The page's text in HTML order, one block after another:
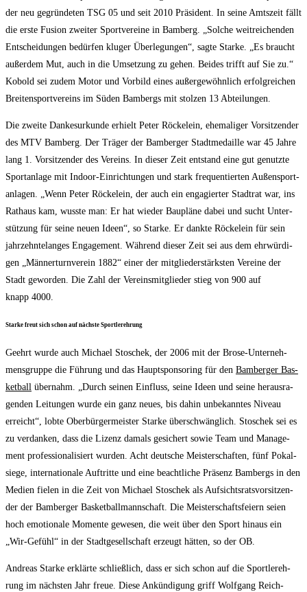
der neu gegrün­de­ten TSG 05 und seit 2010 Prä­si­dent. In sei­ne Amts­zeit fällt
die ers­te Fusi­on zwei­ter Sport­ver­ei­ne in Bam­berg. „Sol­che weit­rei­chen­den
Ent­schei­dun­gen bedür­fen klu­ger Über­le­gun­gen“, sag­te Star­ke. „Es braucht
außer­dem Mut, auch in die Umset­zung zu gehen. Bei­des trifft auf Sie zu.“
Kobold sei zudem Motor und Vor­bild eines außer­ge­wöhn­lich erfolg­rei­chen
Brei­ten­sport­ver­eins im Süden Bam­bergs mit stol­zen 13 Abteilungen.
Die zwei­te Dan­ke­sur­kun­de erhielt Peter Röckel­ein, ehe­ma­li­ger Vor­sit­zen­der
des MTV Bam­berg. Der Trä­ger der Bam­ber­ger Stadt­me­dail­le war 45 Jah­re
lang 1. Vor­sit­zen­der des Ver­eins. In die­ser Zeit ent­stand eine gut genutz­te
Sport­an­la­ge mit Indoor-Ein­rich­tun­gen und stark fre­quen­tier­ten Außen­sport­
an­la­gen. „Wenn Peter Röckel­ein, der auch ein enga­gier­ter Stadt­rat war, ins
Rat­haus kam, wuss­te man: Er hat wie­der Bau­plä­ne dabei und sucht Unter­
stüt­zung für sei­ne neu­en Ideen“, so Star­ke. Er dank­te Röckel­ein für sein
jahr­zehn­te­lan­ges Enga­ge­ment. Wäh­rend die­ser Zeit sei aus dem ehr­wür­di­
gen „Män­ner­turn­ver­ein 1882“ einer der mit­glie­der­stärks­ten Ver­ei­ne der
Stadt gewor­den. Die Zahl der Ver­eins­mit­glie­der stieg von 900 auf
knapp 4000.
Star­ke freut sich schon auf nächs­te Sportlerehrung
Geehrt wur­de auch Micha­el Sto­schek, der 2006 mit der Bro­se-Unter­neh­
mens­grup­pe die Füh­rung und das Haupt­spon­so­ring für den Bam­ber­ger Bas­
ket­ball über­nahm. „Durch sei­nen Ein­fluss, sei­ne Ideen und sei­ne her­aus­ra­
gen­den Lei­tun­gen wur­de ein ganz neu­es, bis dahin unbe­kann­tes Niveau
erreicht“, lob­te Ober­bür­ger­meis­ter Star­ke über­schwäng­lich. Sto­schek sei es
zu ver­dan­ken, dass die Lizenz damals gesi­chert sowie Team und Manage­
ment pro­fes­sio­na­li­siert wur­den. Acht deut­sche Meis­ter­schaf­ten, fünf Pokal­
sie­ge, inter­na­tio­na­le Auf­trit­te und eine beacht­li­che Prä­senz Bam­bergs in den
Medi­en fie­len in die Zeit von Micha­el Sto­schek als Auf­sichts­rats­vor­sit­zen­
der der Bam­ber­ger Bas­ket­ball­mann­schaft. Die Meis­ter­schafts­fei­ern sei­en
hoch emo­tio­na­le Momen­te gewe­sen, die weit über den Sport hin­aus ein
„Wir-Gefühl“ in der Stadt­ge­sell­schaft erzeugt hät­ten, so der OB.
Andre­as Star­ke erklär­te schließ­lich, dass er sich schon auf die Sport­ler­eh­
rung im nächs­ten Jahr freue. Die­se Ankün­di­gung griff Wolf­gang Reich­